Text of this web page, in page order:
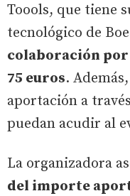
Toools, que tiene
tecnológico de
colaboración por
75 euros.
aportación a
puedan acudir al
La organizadora
del importe